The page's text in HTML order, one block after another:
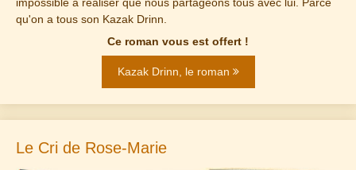
impossible à réaliser que nous partageons tous avec lui. Parce
qu'on a tous son Kazak Drinn.
Ce roman vous est offert !
Kazak Drinn, le roman
Le Cri de Rose-Marie